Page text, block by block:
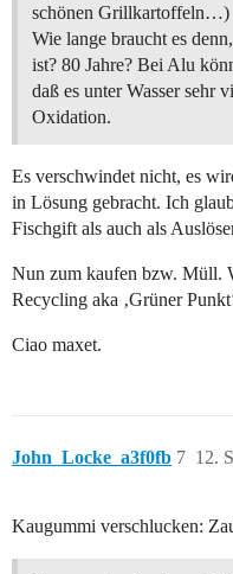
schönen Grillkartoffeln…)
Wie lange braucht es
ist? 80 Jahre? Bei Alu
daß es unter Wasser sehr
Oxidation.
Es verschwindet nicht, es
in Lösung gebracht. Ich
Fischgift als auch als
Nun zum kaufen bzw. Müll.
Recycling aka ‚Grüner
Ciao maxet.
John_Locke_a3f0fb 12.
7
Kaugummi verschlucken: